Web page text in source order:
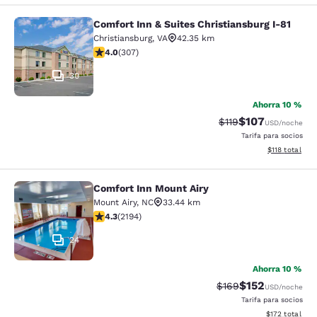
Comfort Inn & Suites
30
Comfort Inn & Suites Christiansburg I-81
Christiansburg, VA
42.35 km
Calificación de 3.99 estrellas. Bueno. 307 reseñas
4.0(307)
Ahorra 10 %
Tarifa tachada:
$119Tarifa reducida:
$107USD/noche
Tarifa para socios
Ver detalles
$118 total
Comfort Inn Mount Airy
24
Comfort Inn Mount Airy
Mount Airy, NC
33.44 km
Calificación de 4.28 estrellas. Excelente. 2194 reseñas
4.3(2194)
Ahorra 10 %
Tarifa tachada:
$169Tarifa reducida:
$152USD/noche
Tarifa para socios
Ver detalles
$172 total